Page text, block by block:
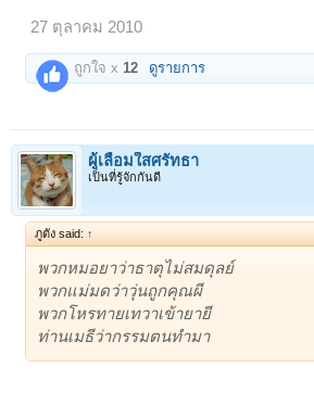
27 ตุลาคม 2010
ถูกใจ x 12 ดูรายการ
ผู้เลื่อมใสศรัทธา
เป็นที่รู้จักกันดี
ภูตัง said: ↑
พวกหมอยาว่าธาตุไม่สมดุลย์
พวกแม่มดว่าวุ่นถูกคุณผี
พวกโหรทายเทวาเข้ายายี
ท่านเมธีว่ากรรมตนทำมา